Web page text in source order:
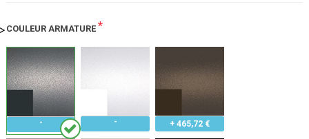
COULEUR ARMATURE*
+ 465,72 €